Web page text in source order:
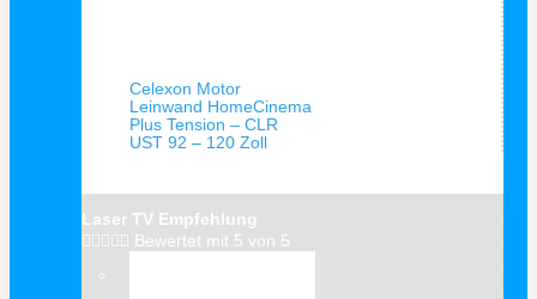
Celexon Motor
Leinwand HomeCinema
Plus Tension – CLR
UST 92 – 120 Zoll
Laser TV Empfehlung
     Bewertet mit 5 von 5